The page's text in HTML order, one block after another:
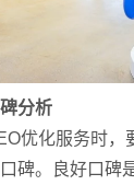
分析
化服务时，
碑。良好口碑